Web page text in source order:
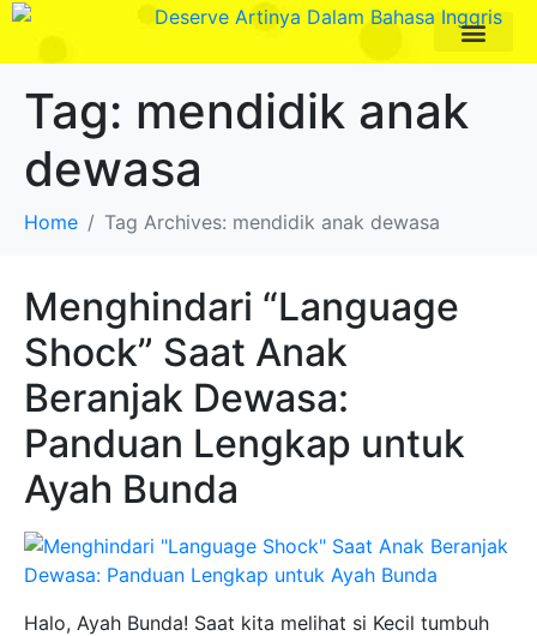
Tag: mendidik anak
dewasa
Home Tag Archives: mendidik anak dewasa
Menghindari “Language
Shock” Saat Anak
Beranjak Dewasa:
Panduan Lengkap untuk
Ayah Bunda
Halo, Ayah Bunda! Saat kita melihat si Kecil tumbuh